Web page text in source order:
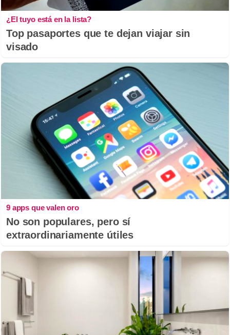
¿El tuyo está en la lista?
Top pasaportes que te dejan viajar sin
visado
9 apps que valen oro
No son populares, pero sí
extraordinariamente útiles